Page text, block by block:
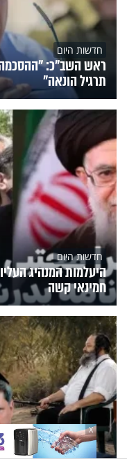
חדשות היום
ראש השב"כ:
תרגיל הונאה"
חדשות היום
היעלמות המנהיג
חמינאי קשה
X